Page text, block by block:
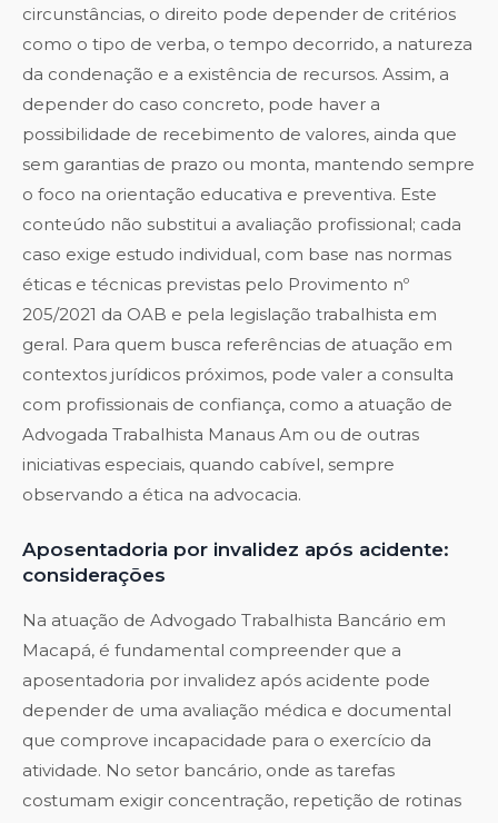
circunstâncias, o direito pode depender de critérios
como o tipo de verba, o tempo decorrido, a natureza
da condenação e a existência de recursos. Assim, a
depender do caso concreto, pode haver a
possibilidade de recebimento de valores, ainda que
sem garantias de prazo ou monta, mantendo sempre
o foco na orientação educativa e preventiva. Este
conteúdo não substitui a avaliação profissional; cada
caso exige estudo individual, com base nas normas
éticas e técnicas previstas pelo Provimento nº
205/2021 da OAB e pela legislação trabalhista em
geral. Para quem busca referências de atuação em
contextos jurídicos próximos, pode valer a consulta
com profissionais de confiança, como a atuação de
Advogada Trabalhista Manaus Am ou de outras
iniciativas especiais, quando cabível, sempre
observando a ética na advocacia.
Aposentadoria por invalidez após acidente:
considerações
Na atuação de Advogado Trabalhista Bancário em
Macapá, é fundamental compreender que a
aposentadoria por invalidez após acidente pode
depender de uma avaliação médica e documental
que comprove incapacidade para o exercício da
atividade. No setor bancário, onde as tarefas
costumam exigir concentração, repetição de rotinas